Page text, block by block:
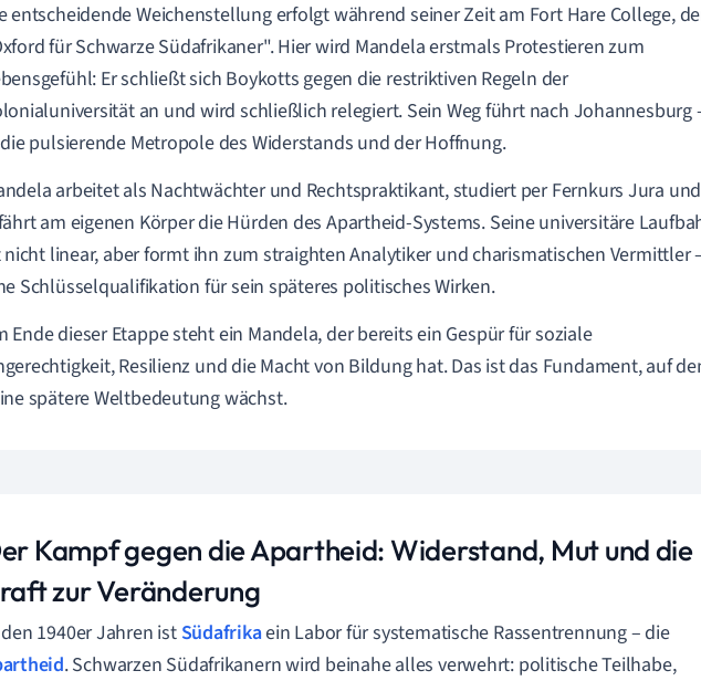
entscheidende Weichenstellung erfolgt während seiner Zeit am Fort Hare College,
für Schwarze Südafrikaner". Hier wird Mandela erstmals Protestieren zum
Er schließt sich Boykotts gegen die restriktiven Regeln der
an und wird schließlich relegiert. Sein Weg führt nach Johannesburg
pulsierende Metropole des Widerstands und der Hoffnung.
arbeitet als Nachtwächter und Rechtspraktikant, studiert per Fernkurs Jura und
am eigenen Körper die Hürden des Apartheid-Systems. Seine universitäre
nicht linear, aber formt ihn zum straighten Analytiker und charismatischen Vermittler
Schlüsselqualifikation für sein späteres politisches Wirken.
Ende dieser Etappe steht ein Mandela, der bereits ein Gespür für soziale
Resilienz und die Macht von Bildung hat. Das ist das Fundament, auf
spätere Weltbedeutung wächst.
Kampf gegen die Apartheid: Widerstand, Mut und die
zur Veränderung
1940er Jahren istSüdafrikaein Labor für systematische Rassentrennung – die
. Schwarzen Südafrikanern wird beinahe alles verwehrt: politische Teilhabe,